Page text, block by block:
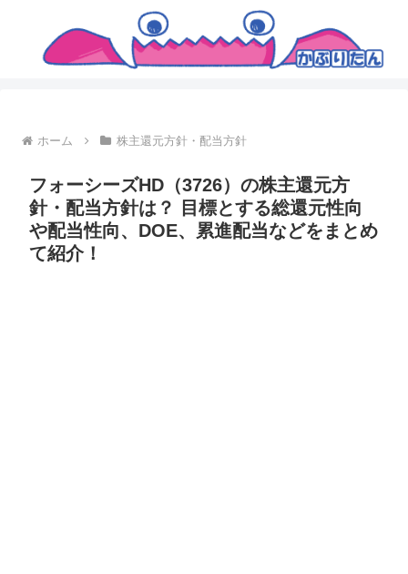
ホーム 株主還元方針・配当方針
フォーシーズHD（3726）の株主還元方
針・配当方針は？ 目標とする総還元性向
や配当性向、DOE、累進配当などをまとめ
て紹介！